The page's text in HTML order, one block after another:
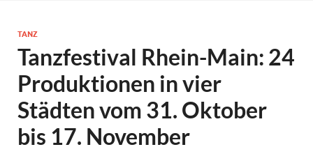
TANZ
Tanzfestival Rhein-Main: 24
Produktionen in vier
Städten vom 31. Oktober
bis 17. November